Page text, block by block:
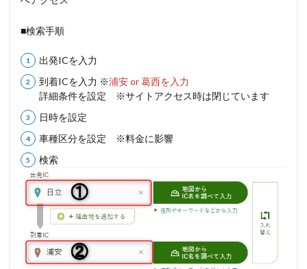
駐
車
を
用
す
る
3
【
電
車
で
の
行
方
】
最
■検索手順
出発ICを入力
到着ICを入力 ※浦安 or 葛西を入力
詳細条件を設定 ※サイトアクセス時は閉じています
日時を設定
車種区分を設定 ※料金に影響
検索